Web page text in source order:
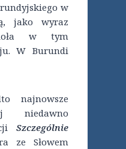
w
jako wyraz
w tym
W Burundi
najnowsze
niedawno
Szczególnie
ze Słowem